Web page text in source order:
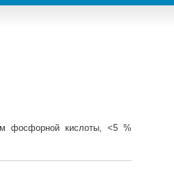
фосфорной кислоты, <5 %